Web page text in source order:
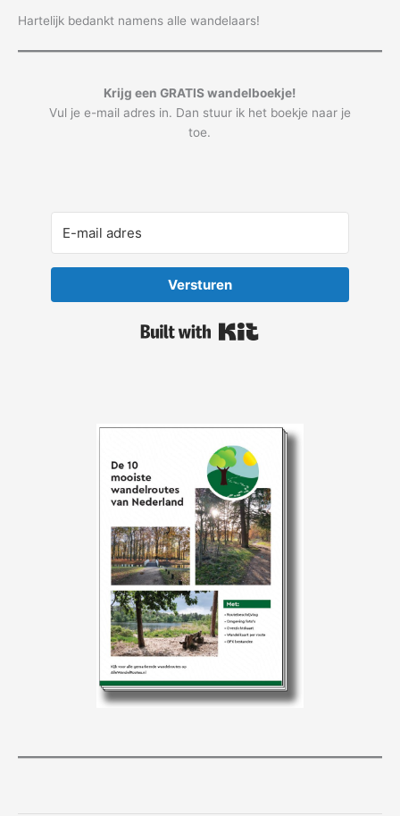
Hartelijk bedankt namens alle wandelaars!
Krijg een GRATIS wandelboekje!
Vul je e-mail adres in. Dan stuur ik het boekje naar je
toe.
Versturen